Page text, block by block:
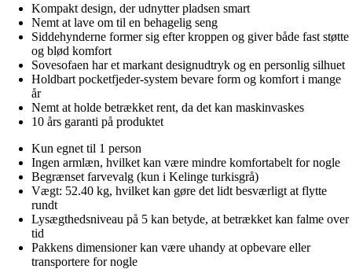
Kompakt design, der udnytter pladsen smart
Nemt at lave om til en behagelig seng
Siddehynderne former sig efter kroppen og giver både fast støtte
og blød komfort
Sovesofaen har et markant designudtryk og en personlig silhuet
Holdbart pocketfjeder-system bevare form og komfort i mange
år
Nemt at holde betrækket rent, da det kan maskinvaskes
10 års garanti på produktet
Kun egnet til 1 person
Ingen armlæn, hvilket kan være mindre komfortabelt for nogle
Begrænset farvevalg (kun i Kelinge turkisgrå)
Vægt: 52.40 kg, hvilket kan gøre det lidt besværligt at flytte
rundt
Lysægthedsniveau på 5 kan betyde, at betrækket kan falme over
tid
Pakkens dimensioner kan være uhandy at opbevare eller
transportere for nogle